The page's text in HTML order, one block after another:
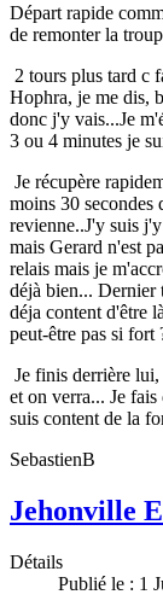
Départ rapide
de remonter la
2 tours plus tard c
Hophra, je me dis,
donc j'y vais...Je
3 ou 4 minutes je
Je récupère
moins 30 secondes
revienne..J'y suis
mais Gerard n'est
relais mais je
déjà bien... Dernier
déja content d'être
peut-être pas si fort
Je finis derrière
et on verra... Je
suis content de la
SebastienB
Jehonville
Détails
Publié le : 1